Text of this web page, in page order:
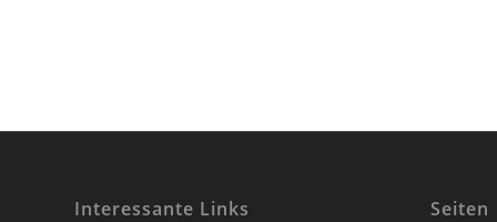
Interessante Links Seiten